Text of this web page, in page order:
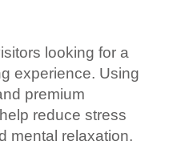
looking for a
experience. Using
premium
reduce stress
mental relaxation.